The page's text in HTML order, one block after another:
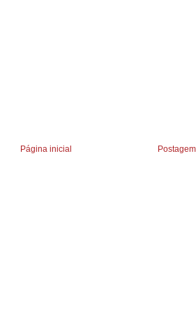
Página inicial